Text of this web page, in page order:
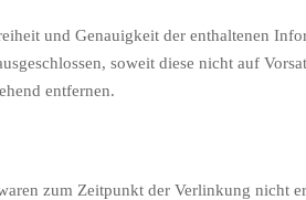
und Genauigkeit der enthaltenen
soweit diese nicht auf
entfernen.
zum Zeitpunkt der Verlinkung nicht